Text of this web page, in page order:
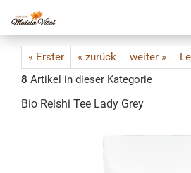
« Erster « zurück weiter »
8 Artikel in dieser Kategorie
Bio Reishi Tee Lady Grey